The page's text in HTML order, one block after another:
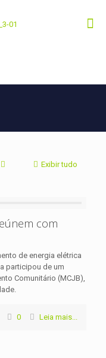
Exibir tudo
com
de energia elétrica
participou de um
Comunitário (MCJB),
0 Leia mais...